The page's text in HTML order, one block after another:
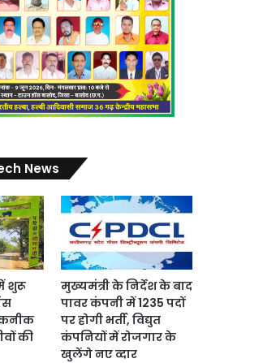
News
शुरू
की
मुख्यमंत्री के निर्देश के बाद
पावर कंपनी में 1235 पदों
पर होगी भर्ती, विद्युत
कंपनियों में रोजगार के
खुलेंगे नए व्दार